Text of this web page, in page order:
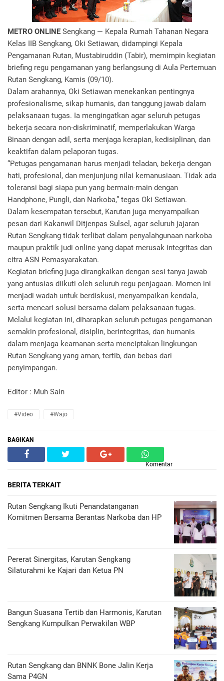
METRO ONLINE Sengkang — Kepala Rumah Tahanan Negara
Kelas IIB Sengkang, Oki Setiawan, didampingi Kepala
Pengamanan Rutan, Mustabiruddin (Tabir), memimpin kegiatan
briefing regu pengamanan yang berlangsung di Aula Pertemuan
Rutan Sengkang, Kamis (09/10).
Dalam arahannya, Oki Setiawan menekankan pentingnya
profesionalisme, sikap humanis, dan tanggung jawab dalam
pelaksanaan tugas. Ia mengingatkan agar seluruh petugas
bekerja secara non-diskriminatif, memperlakukan Warga
Binaan dengan adil, serta menjaga kerapian, kedisiplinan, dan
keaktifan dalam pelaporan tugas.
“Petugas pengamanan harus menjadi teladan, bekerja dengan
hati, profesional, dan menjunjung nilai kemanusiaan. Tidak ada
toleransi bagi siapa pun yang bermain-main dengan
Handphone, Pungli, dan Narkoba,” tegas Oki Setiawan.
Dalam kesempatan tersebut, Karutan juga menyampaikan
pesan dari Kakanwil Ditjenpas Sulsel, agar seluruh jajaran
Rutan Sengkang tidak terlibat dalam penyalahgunaan narkoba
maupun praktik judi online yang dapat merusak integritas dan
citra ASN Pemasyarakatan.
Kegiatan briefing juga dirangkaikan dengan sesi tanya jawab
yang antusias diikuti oleh seluruh regu penjagaan. Momen ini
menjadi wadah untuk berdiskusi, menyampaikan kendala,
serta mencari solusi bersama dalam pelaksanaan tugas.
Melalui kegiatan ini, diharapkan seluruh petugas pengamanan
semakin profesional, disiplin, berintegritas, dan humanis
dalam menjaga keamanan serta menciptakan lingkungan
Rutan Sengkang yang aman, tertib, dan bebas dari
penyimpangan.
Editor : Muh Sain
#Video #Wajo
BAGIKAN
Komentar
BERITA TERKAIT
Rutan Sengkang Ikuti Penandatanganan
Komitmen Bersama Berantas Narkoba dan HP
Pererat Sinergitas, Karutan Sengkang
Silaturahmi ke Kajari dan Ketua PN
Bangun Suasana Tertib dan Harmonis, Karutan
Sengkang Kumpulkan Perwakilan WBP
Rutan Sengkang dan BNNK Bone Jalin Kerja
Sama P4GN